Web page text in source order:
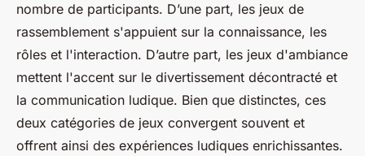
nombre de participants. D’une part, les jeux de
rassemblement s'appuient sur la connaissance, les
rôles et l'interaction. D’autre part, les jeux d'ambiance
mettent l'accent sur le divertissement décontracté et
la communication ludique. Bien que distinctes, ces
deux catégories de jeux convergent souvent et
offrent ainsi des expériences ludiques enrichissantes.